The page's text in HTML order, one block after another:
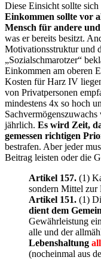
Diese Einsicht sollte sich
Einkommen sollte vor
Mensch für andere
was er bereits besitzt.
Motivationsstruktur und
„Sozialschmarotzer“
Einkommen am oberen
Kosten für Harz IV
von Privatpersonen
mindestens 4x so hoch
jährlich. Es wird Zeit,
gemessen richtigen
bestrafen. Aber jeder
Beitrag leisten oder die
Artikel 157. (1)
sondern Mittel zur
Artikel 151. (1)
dient dem
Gewährleistung
alle und der
Lebenshaltung
(nocheinmal aus